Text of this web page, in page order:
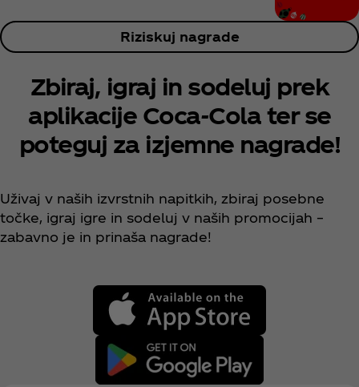
Riziskuj nagrade
Zbiraj, igraj in sodeluj prek
aplikacije Coca‑Cola ter se
poteguj za izjemne nagrade!
Uživaj v naših izvrstnih napitkih, zbiraj posebne
točke, igraj igre in sodeluj v naših promocijah –
zabavno je in prinaša nagrade!